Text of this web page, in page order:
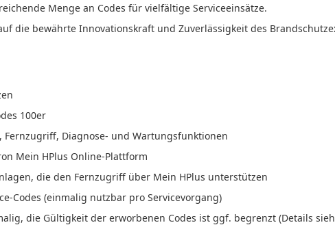
Menge an Codes für vielfältige Serviceeinsätze.
die bewährte Innovationskraft und Zuverlässigkeit des
100er
Fernzugriff, Diagnose- und Wartungsfunktionen
Mein HPlus Online-Plattform
die den Fernzugriff über Mein HPlus unterstützen
Codes (einmalig nutzbar pro Servicevorgang)
die Gültigkeit der erworbenen Codes ist ggf. begrenzt (Details